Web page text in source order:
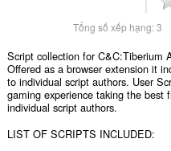
Tổng số xếp hạng:3
Script collection for C&C:Tiberium
Offered as a browser extension it
to individual script authors. User
gaming experience taking the
individual script authors.
LIST OF SCRIPTS INCLUDED: